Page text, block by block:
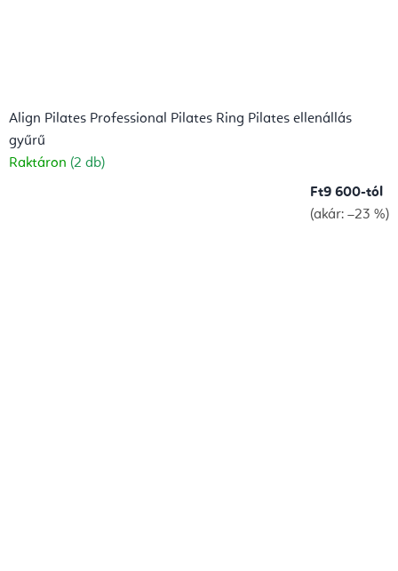
Align Pilates Professional Pilates Ring Pilates ellenállás
gyűrű
Raktáron (2 db)
Ft9 600-tól
(akár: –23 %)